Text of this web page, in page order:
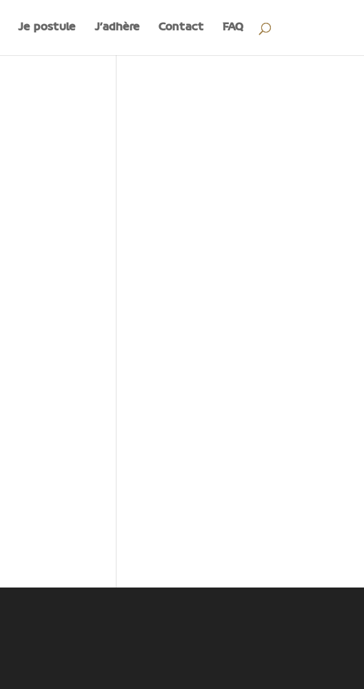
Je postule J’adhère Contact FAQ